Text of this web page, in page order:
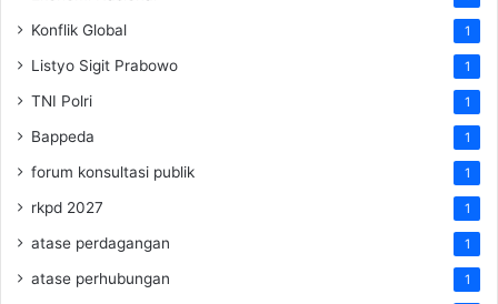
Konflik Global 1
Listyo Sigit Prabowo 1
TNI Polri 1
Bappeda 1
forum konsultasi publik 1
rkpd 2027 1
atase perdagangan 1
atase perhubungan 1